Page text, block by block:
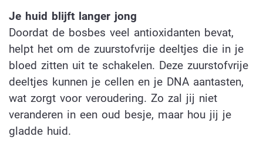
Je huid blijft langer jong
Doordat de bosbes veel antioxidanten bevat,
helpt het om de zuurstofvrije deeltjes die in je
bloed zitten uit te schakelen. Deze zuurstofvrije
deeltjes kunnen je cellen en je DNA aantasten,
wat zorgt voor veroudering. Zo zal jij niet
veranderen in een oud besje, maar hou jij je
gladde huid.